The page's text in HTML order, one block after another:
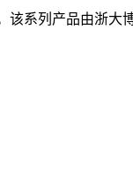
该系列产品由浙大